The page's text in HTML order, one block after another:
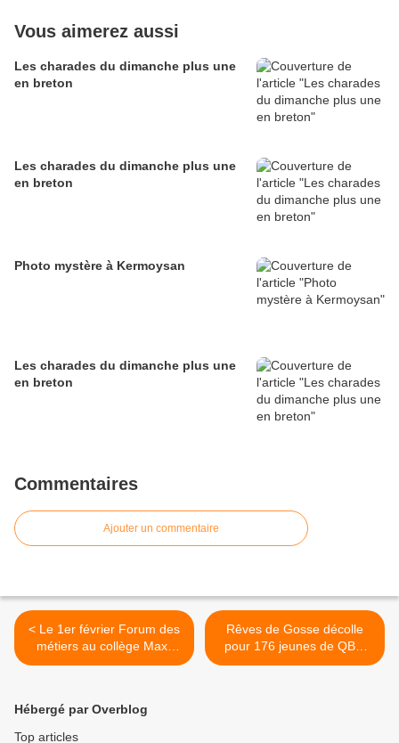
Vous aimerez aussi
Les charades du dimanche plus une
en breton
Les charades du dimanche plus une
en breton
Photo mystère à Kermoysan
Les charades du dimanche plus une
en breton
Commentaires
Ajouter un commentaire
< Le 1er février Forum des
métiers au collège Max-
Jacob. Penser à s'inscrire
Rêves de Gosse décolle
pour 176 jeunes de QBO
avec l'aéroclub de Quimper
Hébergé par Overblog
Top articles